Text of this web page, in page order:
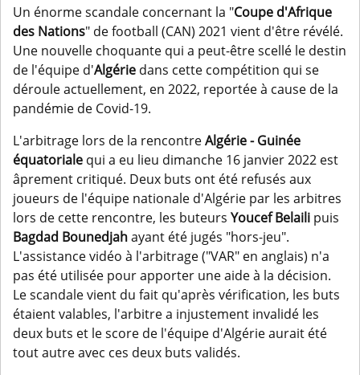
Un énorme scandale concernant la "Coupe d'Afrique
des Nations" de football (CAN) 2021 vient d'être révélé.
Une nouvelle choquante qui a peut-être scellé le destin
de l'équipe d'Algérie dans cette compétition qui se
déroule actuellement, en 2022, reportée à cause de la
pandémie de Covid-19.
L'arbitrage lors de la rencontreAlgérie - Guinée
équatoriale qui a eu lieu dimanche 16 janvier 2022 est
âprement critiqué. Deux buts ont été refusés aux
joueurs de l'équipe nationale d'Algérie par les arbitres
lors de cette rencontre, les buteurs Youcef Belaili puis
Bagdad Bounedjahayant été jugés "hors-jeu".
L'assistance vidéo à l'arbitrage ("VAR" en anglais) n'a
pas été utilisée pour apporter une aide à la décision.
Le scandale vient du fait qu'après vérification, les buts
étaient valables, l'arbitre a injustement invalidé les
deux buts et le score de l'équipe d'Algérie aurait été
tout autre avec ces deux buts validés.